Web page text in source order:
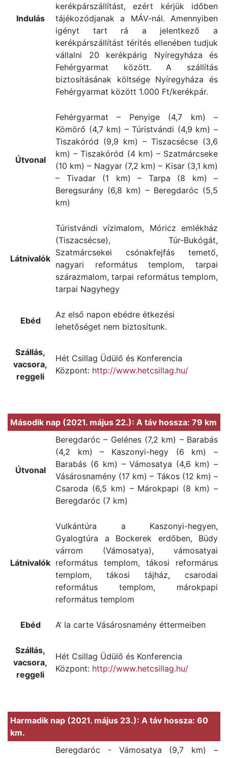
Indulás
kerékpárszállítást, ezért kérjük időben
tájékozódjanak a MÁV-nál. Amennyiben
igényt tart rá a jelentkező a
kerékpárszállítást térítés ellenében tudjuk
vállalni 20 kerékpárig Nyíregyháza és
Fehérgyarmat között. A szállítás
biztosításának költsége Nyíregyháza és
Fehérgyarmat között 1.000 Ft/kerékpár.
Útvonal
Fehérgyarmat – Penyige (4,7 km) –
Kömörő (4,7 km) – Túristvándi (4,9 km) –
Tiszakóród (9,9 km) – Tiszacsécse (3,6
km) – Tiszakóród (4 km) – Szatmárcseke
(10 km) – Nagyar (7,2 km) – Kisar (3,1 km)
– Tivadar (1 km) – Tarpa (8 km) –
Beregsurány (6,8 km) – Beregdaróc (5,5
km)
Látnivalók
Túristvándi vízimalom, Móricz emlékház
(Tiszacsécse), Túr-Bukógát,
Szatmárcsekei csónakfejfás temető,
nagyari református templom, tarpai
szárazmalom, tarpai református templom,
tarpai Nagyhegy
Ebéd
Az első napon ebédre étkezési
lehetőséget nem biztosítunk.
Szállás,
vacsora,
reggeli
Hét Csillag Üdülő és Konferencia
Központ: http://www.hetcsillag.hu/
Második nap (2021. május 22.): A táv hossza: 79 km
Útvonal
Beregdaróc – Gelénes (7,2 km) – Barabás
(4,2 km) – Kaszonyi-hegy (6 km) –
Barabás (6 km) – Vámosatya (4,6 km) –
Vásárosnamény (17 km) – Tákos (12 km) –
Csaroda (6,5 km) – Márokpapi (8 km) –
Beregdaróc (7 km)
Látnivalók
Vulkántúra a Kaszonyi-hegyen,
Gyalogtúra a Bockerek erdőben, Büdy
várrom (Vámosatya), vámosatyai
református templom, tákosi reformárus
templom, tákosi tájház, csarodai
református templom, márokpapi
református templom
Ebéd A’ la carte Vásárosnamény éttermeiben
Szállás,
vacsora,
reggeli
Hét Csillag Üdülő és Konferencia
Központ: http://www.hetcsillag.hu/
Harmadik nap (2021. május 23.): A táv hossza: 60
km.
Beregdaróc - Vámosatya (9,7 km) –